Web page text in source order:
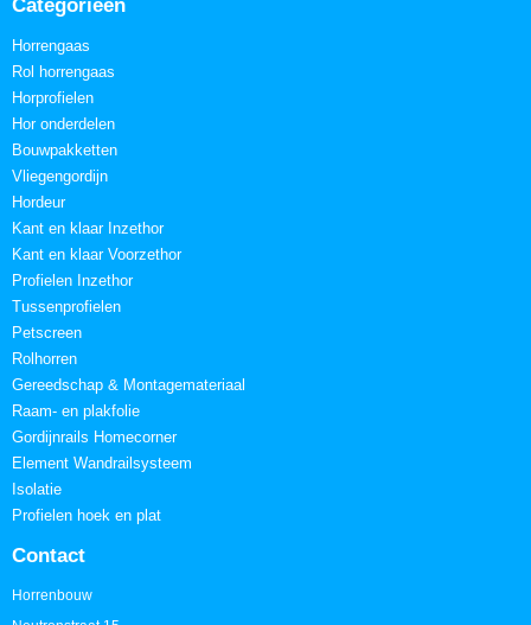
Categorieën
Horrengaas
Rol horrengaas
Horprofielen
Hor onderdelen
Bouwpakketten
Vliegengordijn
Hordeur
Kant en klaar Inzethor
Kant en klaar Voorzethor
Profielen Inzethor
Tussenprofielen
Petscreen
Rolhorren
Gereedschap & Montagemateriaal
Raam- en plakfolie
Gordijnrails Homecorner
Element Wandrailsysteem
Isolatie
Profielen hoek en plat
Contact
Horrenbouw